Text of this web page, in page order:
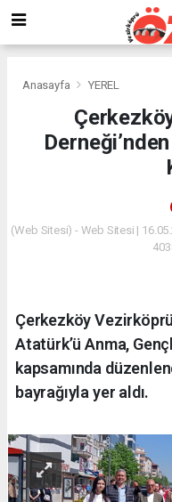
Anasayfa YEREL
(Web Sitesi) - Web Sitesi |
Çerkezköy
Atatürk’ü Anma,
kapsamında
bayrağıyla yer aldı.